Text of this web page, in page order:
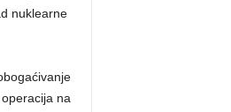
nuklearne
na